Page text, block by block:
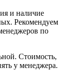
и наличие
Рекомендуем
по
Стоимость,
у менеджера.